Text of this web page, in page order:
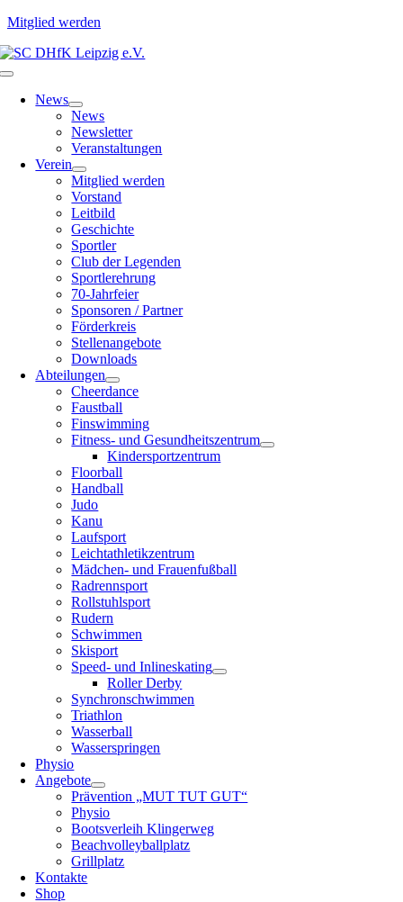
Mitglied werden
Zum
Inhalt
Toggle
NavigationNews
News
Newsletter
Veranstaltungen
Verein
Mitglied werden
Vorstand
Leitbild
Geschichte
Sportler
Club der Legenden
Sportlerehrung
70-Jahrfeier
Sponsoren / Partner
Förderkreis
Stellenangebote
Downloads
Abteilungen
Cheerdance
Faustball
Finswimming
Fitness- und Gesundheitszentrum
Kindersportzentrum
Floorball
Handball
Judo
Kanu
Laufsport
Leichtathletikzentrum
Mädchen- und Frauenfußball
Radrennsport
Rollstuhlsport
Rudern
Schwimmen
Skisport
Speed- und Inlineskating
Roller Derby
Synchronschwimmen
Triathlon
Wasserball
Wasserspringen
Physio
Angebote
Prävention „MUT TUT GUT“
Physio
Bootsverleih Klingerweg
Beachvolleyballplatz
Grillplatz
Kontakte
Shop